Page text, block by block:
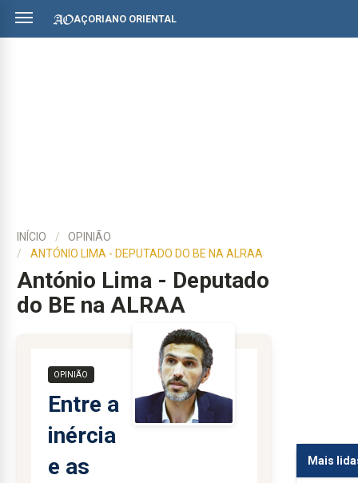
AÇORIANO ORIENTAL
INÍCIO
OPINIÃO
ANTÓNIO LIMA - DEPUTADO DO BE NA ALRAA
António Lima - Deputado
do BE na ALRAA
OPINIÃO
Entre a
inércia
e as
Mais